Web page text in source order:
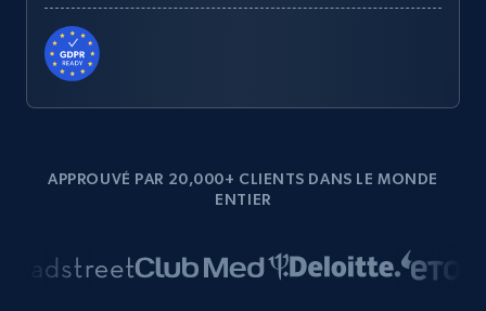
APPROUVÉ PAR 20,000+ CLIENTS DANS LE MONDE
ENTIER